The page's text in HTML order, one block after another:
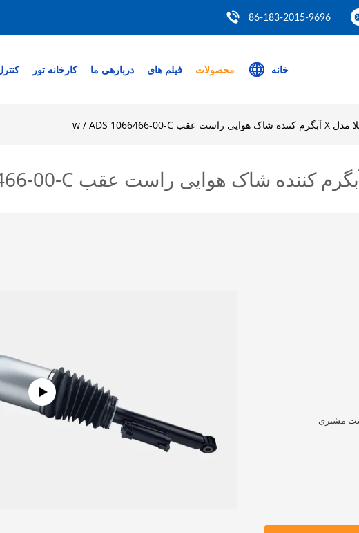
86-183-2015-9696
خانه محصولات فیلم های دربارهی ما کارخانه تور